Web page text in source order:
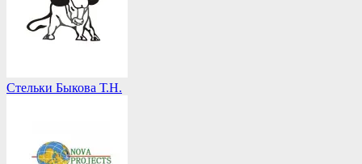
Стельки Быкова Т.Н.